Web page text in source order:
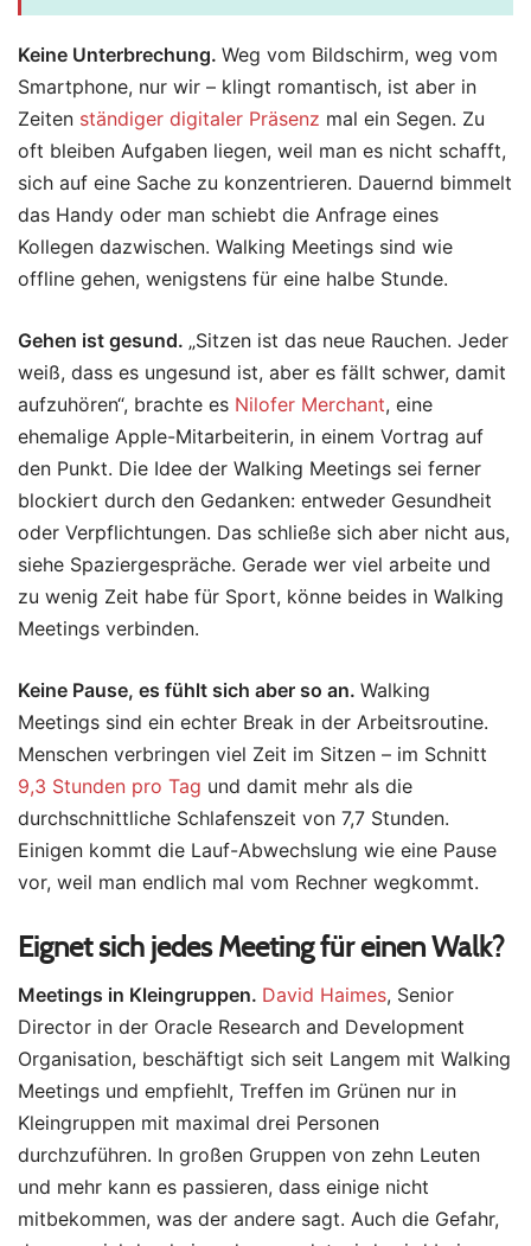
Keine Unterbrechung. Weg vom Bildschirm, weg vom
Smartphone, nur wir – klingt romantisch, ist aber in
Zeiten ständiger digitaler Präsenz mal ein Segen. Zu
oft bleiben Aufgaben liegen, weil man es nicht schafft,
sich auf eine Sache zu konzentrieren. Dauernd bimmelt
das Handy oder man schiebt die Anfrage eines
Kollegen dazwischen. Walking Meetings sind wie
offline gehen, wenigstens für eine halbe Stunde.
Gehen ist gesund. „Sitzen ist das neue Rauchen. Jeder
weiß, dass es ungesund ist, aber es fällt schwer, damit
aufzuhören“, brachte es Nilofer Merchant, eine
ehemalige Apple-Mitarbeiterin, in einem Vortrag auf
den Punkt. Die Idee der Walking Meetings sei ferner
blockiert durch den Gedanken: entweder Gesundheit
oder Verpflichtungen. Das schließe sich aber nicht aus,
siehe Spaziergespräche. Gerade wer viel arbeite und
zu wenig Zeit habe für Sport, könne beides in Walking
Meetings verbinden.
Keine Pause, es fühlt sich aber so an. Walking
Meetings sind ein echter Break in der Arbeitsroutine.
Menschen verbringen viel Zeit im Sitzen – im Schnitt
9,3 Stunden pro Tag und damit mehr als die
durchschnittliche Schlafenszeit von 7,7 Stunden.
Einigen kommt die Lauf-Abwechslung wie eine Pause
vor, weil man endlich mal vom Rechner wegkommt.
Eignet sich jedes Meeting für einen Walk?
Meetings in Kleingruppen. David Haimes, Senior
Director in der Oracle Research and Development
Organisation, beschäftigt sich seit Langem mit Walking
Meetings und empfiehlt, Treffen im Grünen nur in
Kleingruppen mit maximal drei Personen
durchzuführen. In großen Gruppen von zehn Leuten
und mehr kann es passieren, dass einige nicht
mitbekommen, was der andere sagt. Auch die Gefahr,